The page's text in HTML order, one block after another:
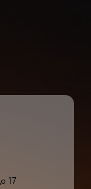
17
модели устройства и